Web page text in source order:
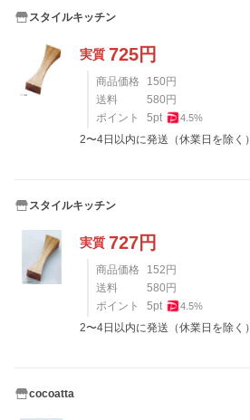
スタイルキッチン
実質 725円
商品価格 150 円
送料
580 円
ポイント
5pt 4.5%
2〜4日以内に発送（休業日を除く）
スタイルキッチン
実質 727円
商品価格 152 円
送料
580 円
ポイント
5pt 4.5%
2〜4日以内に発送（休業日を除く）
cocoatta